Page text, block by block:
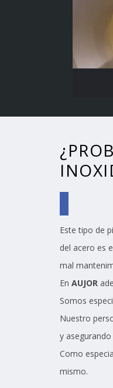
Este tipo de
del acero es
mal
En AUJOR
Somos
Nuestro
y
Como
mismo.